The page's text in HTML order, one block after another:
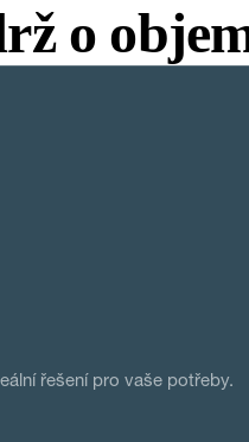
o
řešení pro vaše potřeby.